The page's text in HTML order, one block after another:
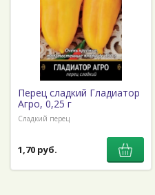
Перец сладкий Гладиатор
Агро, 0,25 г
Сладкий перец
1,70 руб.